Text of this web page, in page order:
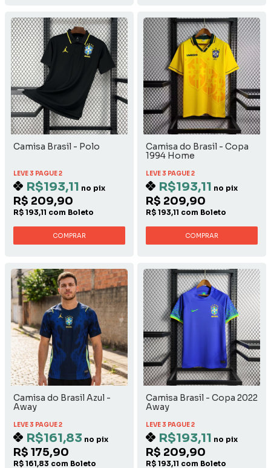
Camisa Brasil - Polo
LEVE 3 PAGUE 2
R$193,11 no pix
R$ 209,90
R$ 193,11 com Boleto
COMPRAR
Camisa do Brasil - Copa
1994 Home
LEVE 3 PAGUE 2
R$193,11 no pix
R$ 209,90
R$ 193,11 com Boleto
COMPRAR
Camisa do Brasil Azul -
Away
LEVE 3 PAGUE 2
R$161,83 no pix
R$ 175,90
R$ 161,83 com Boleto
Camisa Brasil - Copa 2022
Away
LEVE 3 PAGUE 2
R$193,11 no pix
R$ 209,90
R$ 193,11 com Boleto